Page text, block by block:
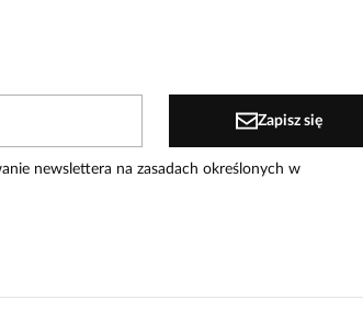
Zapisz się
newslettera na zasadach określonych w